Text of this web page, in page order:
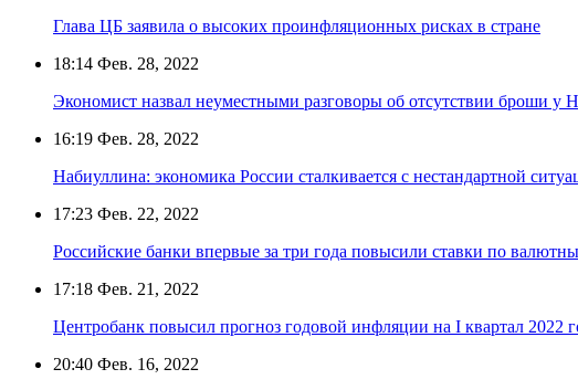
Глава ЦБ заявила о высоких проинфляционных рисках в стране
18:14 Фев. 28, 2022
Экономист назвал неуместными разговоры об отсутствии броши у
16:19 Фев. 28, 2022
Набиуллина: экономика России сталкивается с нестандартной
17:23 Фев. 22, 2022
Российские банки впервые за три года повысили ставки по
17:18 Фев. 21, 2022
Центробанк повысил прогноз годовой инфляции на I квартал 2022
20:40 Фев. 16, 2022